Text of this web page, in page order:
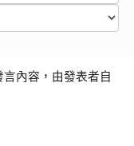
內容，由發表者自